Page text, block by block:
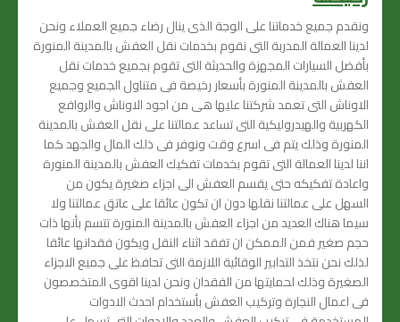
ونقدم جميع خدماتنا على الوجة الذى ينال رضاء جميع العملاء ونحن
لدينا العمالة المدربة التى نقوم بخدمات نقل العفش بالمدينة المنورة
بأفضل السيارات المجهزة والحديثة التى تقوم بجميع خدمات نقل
العفش بالمدينة المنورة بأسعار رخيصة فى متناول الجميع وجميع
الاوناش التى تعمد شركتنا عليها هى من اجود الاوناش والروافع
الكهربية والهيدروليكية التى تساعد عمالتنا على نقل العفش بالمدينة
المنورة وذلك يتم فى اسرع وقت ونوفر فى ذلك المال والجهد كما
اننا لدينا العمالة التى تقوم بخدمات تفكيك العفش بالمدينة المنورة
واعادة تفكيكه حتى يقسم العفش الى اجزاء صغيرة يكون من
السهل على عمالتنا نقلها دون ان تكون عائقا على عاتق عمالتنا ولا
سيما هناك العديد من اجزاء العفش بالمدينة المنورة تتسم بأنها ذات
حجم صغير فمن الممكن ان تفقد اثناء النقل ويكون فقدانها عائقا
لذلك نحن نتخذ التدابير الوقائية اللازمة التى تحافظ على جميع الاجزاء
الصغيرة وذلك لحمايتها من الفقدان ونحن لدينا اقوى المتخصصون
فى اعمال النجارة وتركيب العفش بأستخدام احدث الادوات